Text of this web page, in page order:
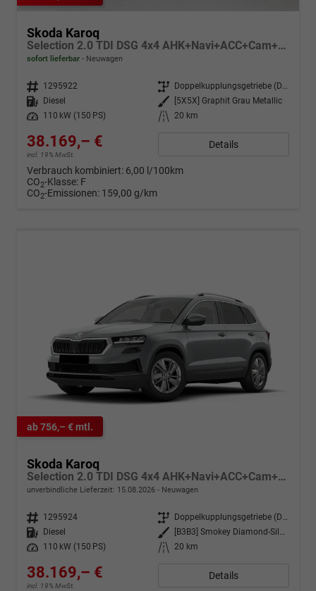
Skoda Karoq
Selection 2.0 TDI DSG 4x4 AHK+Navi+ACC+Cam+Winter+eHeck+Ambiente+Lodge+GV5
sofort lieferbar Neuwagen
Fahrzeugnr. 1295922 Getriebe
Doppelkupplungsgetriebe (DSG)
Kraftstoff
Diesel Außenfarbe
[5X5X] Graphit Grau Metallic
Leistung
110 kW (150 PS) Kilometerstand 20 km
38.169,– €
incl. 19% MwSt.
Details
Verbrauch kombiniert: 6,00 l/100km
CO2-Klasse: F
CO2-Emissionen: 159,00 g/km
ab 756,– € mtl.
Skoda Karoq
Selection 2.0 TDI DSG 4x4 AHK+Navi+ACC+Cam+Winter+eHeck+Ambiente+Lodge+GV5
unverbindliche Lieferzeit: 15.08.2026 Neuwagen
Fahrzeugnr. 1295924 Getriebe
Doppelkupplungsgetriebe (DSG)
Kraftstoff
Diesel Außenfarbe
[B3B3] Smokey Diamond-Silber Metallic
Leistung
110 kW (150 PS) Kilometerstand 20 km
38.169,– €
incl. 19% MwSt.
Details